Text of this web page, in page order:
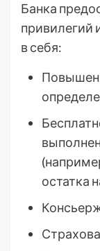
Банка
привилегий
в себя:
остатка